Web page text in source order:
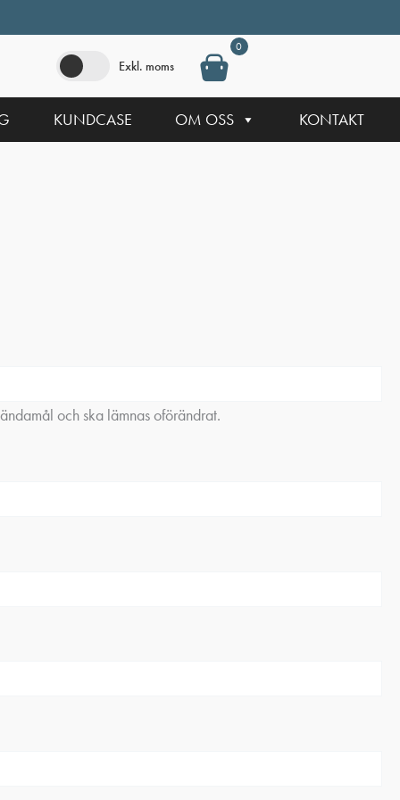
Exkl. moms
0
KUNDCASE OM OSS KONTAKT
och ska lämnas oförändrat.